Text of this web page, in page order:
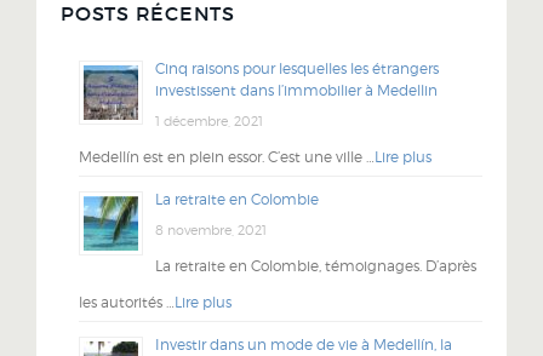
POSTS RÉCENTS
Cinq raisons pour lesquelles les étrangers
investissent dans l’immobilier à Medellin
1 décembre, 2021
Medellín est en plein essor. C’est une ville …Lire plus
La retraite en Colombie
8 novembre, 2021
La retraite en Colombie, témoignages. D’après
les autorités …Lire plus
Investir dans un mode de vie à Medellín, la